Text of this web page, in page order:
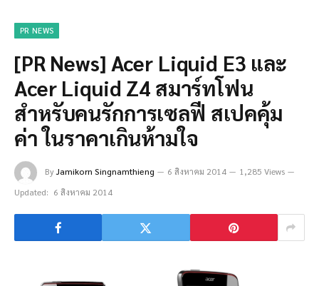
PR NEWS
[PR News] Acer Liquid E3 และ
Acer Liquid Z4 สมาร์ทโฟน
สำหรับคนรักการเซลฟี สเปคคุ้ม
ค่า ในราคาเกินห้ามใจ
ByJamikorn Singnamthieng 6 สิงหาคม 2014
1,285 Views
Updated: 6 สิงหาคม 2014